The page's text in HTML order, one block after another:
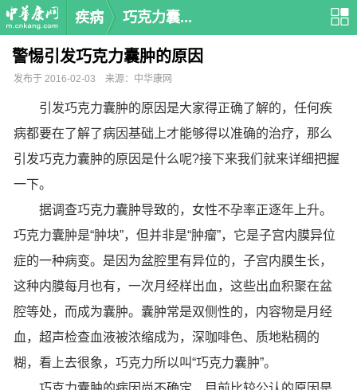
疾病 巧克力囊...
警惕引发巧克力囊肿的原因
发布于 2016-02-03 来源：中华康网
引发巧克力囊肿的原因是大家得正确了解的，任何疾
病都要在了解了病因基础上才能够得以准确的治疗，那么
引发巧克力囊肿的原因是什么呢?接下来我们就来详细把握
一下。
据调查巧克力囊肿导致的，女性不孕率正逐年上升。
巧克力囊肿是“肿块”，但并非是“肿瘤”，它是子宫内膜异位
症的一种病变。是因为盆腔里有异位的，子宫内膜生长，
这种内膜每月也有，一次月经样出血，这些出血积聚在盆
腔等处，而成为囊肿。囊肿常是双侧性的，内容物是月经
血，超声检查血液被浓缩成为，深咖啡色、质地粘稠的
糊，看上去很象，巧克力所以叫“巧克力囊肿”。